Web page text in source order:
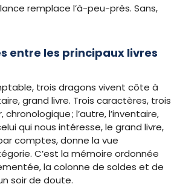
remplace l’à-peu-près. Sans,
entre les principaux livres
trois dragons vivent côte à
grand livre. Trois caractères, trois
chronologique ; l’autre, l’inventaire,
qui nous intéresse, le grand livre,
comptes, donne la vue
C’est la mémoire ordonnée
la colonne de soldes et de
soir de doute.